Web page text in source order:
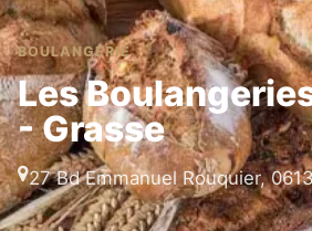
BOULANGERIE
Les
- Grasse
27 Bd Emmanuel Rouquier,